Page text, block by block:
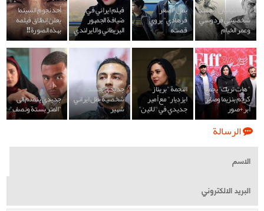
"رضا كيانيان" يجسد
شخصيتي فردوسي
وعمر الخيام
بطل "اصغر
فرهادي" يروي
قصته
فيلم ايراني في
ضيافة الجمهور
البريطاني والايرلندي
أحد نجوم السينما
يعلن إنطلاق فيلمه
بهذه الصورة!!
"هات تريك" يجمع
كريم بنزيما وصابر
أبر+صور
النجمة "بريناز
ايزديار" مع أمير
جديدي في "لاتين"
جديدي يجسد
شخصية بطل ايراني
شهير
جديدي ينضم الى
"المتر بستة ونصف"
الرسالة